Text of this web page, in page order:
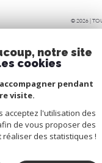
© 2026 |
notre site
cookies
pendant
visite.
acceptez l'utilisation des
de vous proposer des
des statistiques !